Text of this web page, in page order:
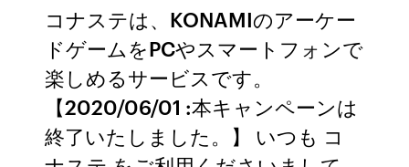
コナステは、KONAMIのアーケー
ドゲームをPCやスマートフォンで
楽しめるサービスです。
【2020/06/01 :本キャンペーンは
終了いたしました。】 いつも コ